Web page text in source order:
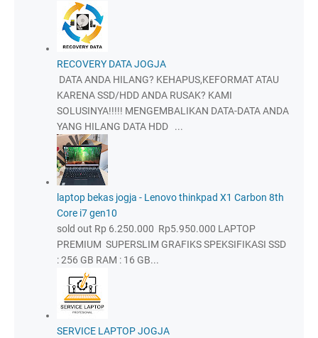
RECOVERY DATA JOGJA
DATA ANDA HILANG? KEHAPUS,KEFORMAT ATAU
KARENA SSD/HDD ANDA RUSAK? KAMI
SOLUSINYA!!!!! MENGEMBALIKAN DATA-DATA ANDA
YANG HILANG DATA HDD ...
laptop bekas jogja - Lenovo thinkpad X1 Carbon 8th
Core i7 gen10
sold out Rp 6.250.000 Rp5.950.000 LAPTOP
PREMIUM SUPERSLIM GRAFIKS SPEKSIFIKASI SSD
: 256 GB RAM : 16 GB...
SERVICE LAPTOP JOGJA